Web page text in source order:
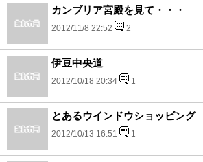
カンブリア宮殿を見て・・・
2012/11/8 22:52 2
伊豆中央道
2012/10/18 20:34 1
とあるウインドウショッピング
2012/10/13 16:51 1